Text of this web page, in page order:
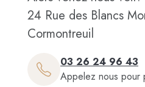
24 Rue des Blancs
Cormontreuil
03 26 24 96 43
Appelez nous pour